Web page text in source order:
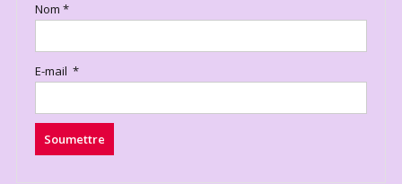
Nom *
E-mail *